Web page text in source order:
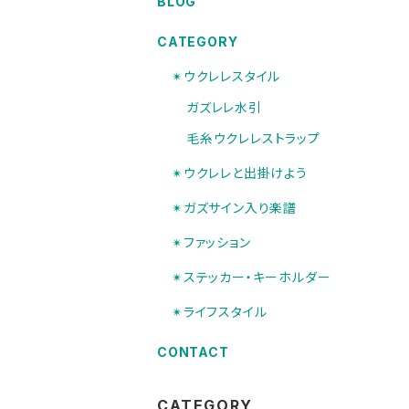
CATEGORY
✴︎ウクレレスタイル
ガズレレ水引
毛糸ウクレレストラップ
✴︎ウクレレと出掛けよう
✴︎ガズサイン入り楽譜
✴︎ファッション
✴︎ステッカー・キーホルダー
✴︎ライフスタイル
CONTACT
CATEGORY